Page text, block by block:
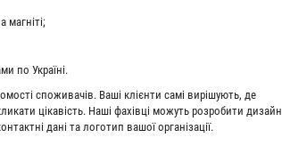
магніті;
по Україні.
споживачів. Ваші клієнти самі вирішують, де
цікавість. Наші фахівці можуть розробити дизайн
дані та логотип вашої організації.